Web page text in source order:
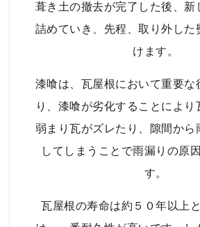
葺き土の撤去が完了した後、新
詰めていき、先程、取り外した
けます。
漆喰は、瓦屋根において重要な
り、漆喰が劣化することにより
弱まり瓦がズレたり、隙間から
してしまうことで雨漏りの原
す。
瓦屋根の寿命は約５０年以上